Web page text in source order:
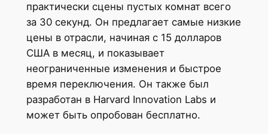
практически сцены пустых комнат всего
за 30 секунд. Он предлагает самые низкие
цены в отрасли, начиная с 15 долларов
США в месяц, и показывает
неограниченные изменения и быстрое
время переключения. Он также был
разработан в Harvard Innovation Labs и
может быть опробован бесплатно.